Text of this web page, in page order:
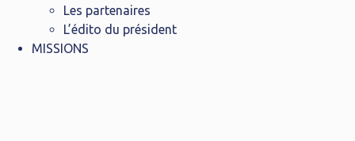
Les partenaires
L’édito du président
MISSIONS